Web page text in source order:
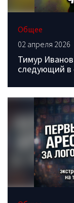
Общее
02 апреля 2026
Тимур
следующий в